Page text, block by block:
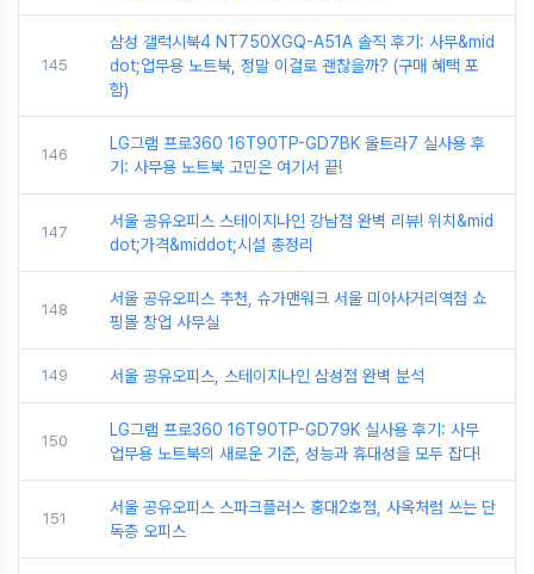
145
삼성 갤럭시북4 NT750XGQ-A51A 솔직 후기: 사무&mid
dot;업무용 노트북, 정말 이걸로 괜찮을까? (구매 혜택 포
함)
146
LG그램 프로360 16T90TP-GD7BK 울트라7 실사용 후
기: 사무용 노트북 고민은 여기서 끝!
147
서울 공유오피스 스테이지나인 강남점 완벽 리뷰! 위치&mid
dot;가격&middot;시설 총정리
148
서울 공유오피스 추천, 슈가맨워크 서울 미아사거리역점 쇼
핑몰 창업 사무실
149 서울 공유오피스, 스테이지나인 삼성점 완벽 분석
150
LG그램 프로360 16T90TP-GD79K 실사용 후기: 사무
업무용 노트북의 새로운 기준, 성능과 휴대성을 모두 잡다!
151
서울 공유오피스 스파크플러스 홍대2호점, 사옥처럼 쓰는 단
독층 오피스